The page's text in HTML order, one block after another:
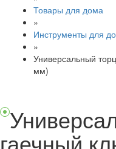
Товары для дома
»
Инструменты для
»
Универсальный
мм)
гаечный